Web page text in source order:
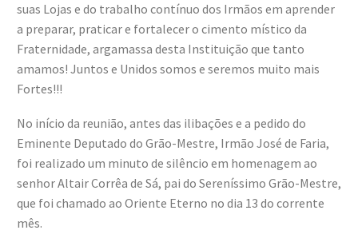
suas Lojas e do trabalho contínuo dos Irmãos em aprender
a preparar, praticar e fortalecer o cimento místico da
Fraternidade, argamassa desta Instituição que tanto
amamos! Juntos e Unidos somos e seremos muito mais
Fortes!!!
No início da reunião, antes das ilibações e a pedido do
Eminente Deputado do Grão-Mestre, Irmão José de Faria,
foi realizado um minuto de silêncio em homenagem ao
senhor Altair Corrêa de Sá, pai do Sereníssimo Grão-Mestre,
que foi chamado ao Oriente Eterno no dia 13 do corrente
mês.